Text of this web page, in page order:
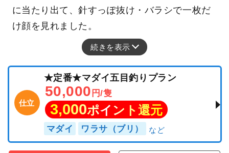
に当たり出て、針すっぽ抜け・バラシで一枚だ
け顔を見れました。
続きを表示
仕立
★定番★マダイ五目釣りプラン
50,000 円/隻
3,000ポイント還元
マダイ ワラサ（ブリ）